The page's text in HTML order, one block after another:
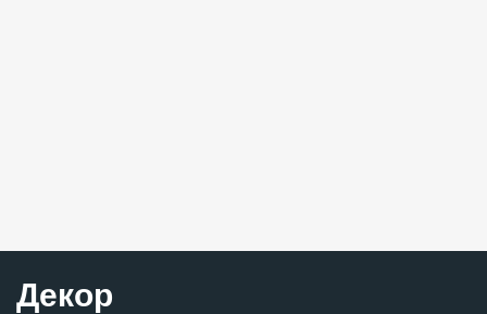
Декор